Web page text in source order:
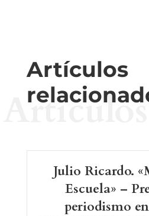
Artículos
Artículos
Julio Ricardo.
Escuela» –
periodismo